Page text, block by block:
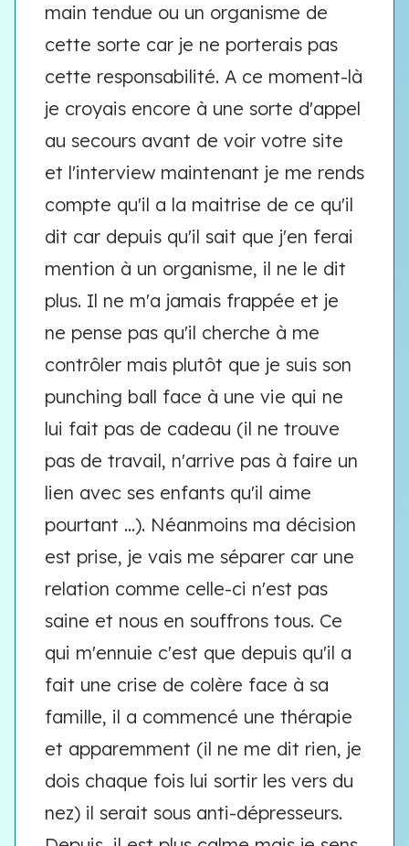
main tendue ou un organisme de
cette sorte car je ne porterais pas
cette responsabilité. A ce moment-là
je croyais encore à une sorte d'appel
au secours avant de voir votre site
et l'interview maintenant je me rends
compte qu'il a la maitrise de ce qu'il
dit car depuis qu'il sait que j'en ferai
mention à un organisme, il ne le dit
plus. Il ne m'a jamais frappée et je
ne pense pas qu'il cherche à me
contrôler mais plutôt que je suis son
punching ball face à une vie qui ne
lui fait pas de cadeau (il ne trouve
pas de travail, n'arrive pas à faire un
lien avec ses enfants qu'il aime
pourtant ...). Néanmoins ma décision
est prise, je vais me séparer car une
relation comme celle-ci n'est pas
saine et nous en souffrons tous. Ce
qui m'ennuie c'est que depuis qu'il a
fait une crise de colère face à sa
famille, il a commencé une thérapie
et apparemment (il ne me dit rien, je
dois chaque fois lui sortir les vers du
nez) il serait sous anti-dépresseurs.